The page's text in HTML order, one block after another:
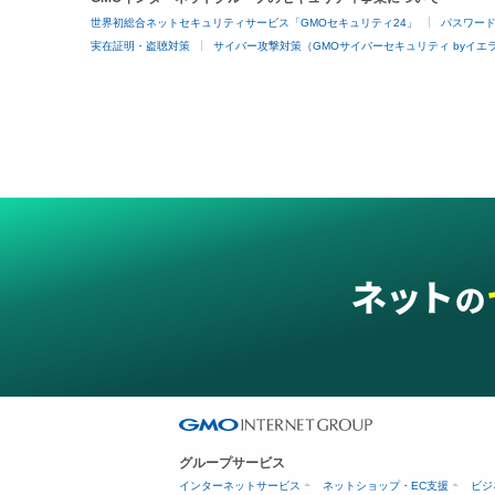
世界初総合ネットセキュリティサービス「GMOセキュリティ24」
パスワー
実在証明・盗聴対策
サイバー攻撃対策（GMOサイバーセキュリティ byイエ
グループサービス
インターネットサービス ネットショップ・EC支援 ビ